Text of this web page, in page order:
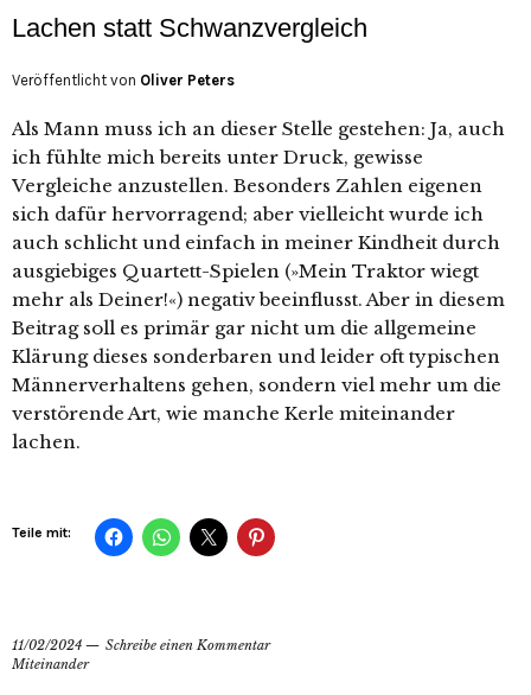
Lachen statt Schwanzvergleich
Veröffentlicht von Oliver Peters
Als Mann muss ich an dieser Stelle gestehen: Ja, auch
ich fühlte mich bereits unter Druck, gewisse
Vergleiche anzustellen. Besonders Zahlen eigenen
sich dafür hervorragend; aber vielleicht wurde ich
auch schlicht und einfach in meiner Kindheit durch
ausgiebiges Quartett-Spielen (»Mein Traktor wiegt
mehr als Deiner!«) negativ beeinflusst. Aber in diesem
Beitrag soll es primär gar nicht um die allgemeine
Klärung dieses sonderbaren und leider oft typischen
Männerverhaltens gehen, sondern viel mehr um die
verstörende Art, wie manche Kerle miteinander
lachen.
Teile mit:
11/02/2024
Schreibe einen Kommentar
Miteinander